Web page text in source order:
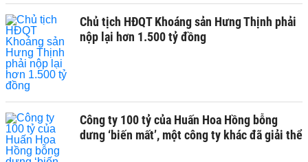
Chủ tịch HĐQT Khoáng sản Hưng Thịnh phải
nộp lại hơn 1.500 tỷ đồng
Công ty 100 tỷ của Huấn Hoa Hồng bỗng
dưng ‘biến mất’, một công ty khác đã giải thể